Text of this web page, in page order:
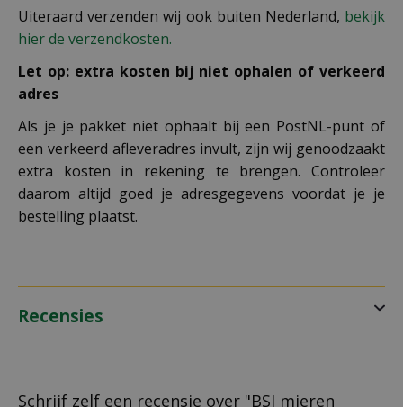
Uiteraard verzenden wij ook buiten Nederland, bekijk
hier de verzendkosten.
Let op: extra kosten bij niet ophalen of verkeerd
adres
Als je je pakket niet ophaalt bij een PostNL-punt of
een verkeerd afleveradres invult, zijn wij genoodzaakt
extra kosten in rekening te brengen. Controleer
daarom altijd goed je adresgegevens voordat je je
bestelling plaatst.
Recensies
Schrijf zelf een recensie over "BSI mieren